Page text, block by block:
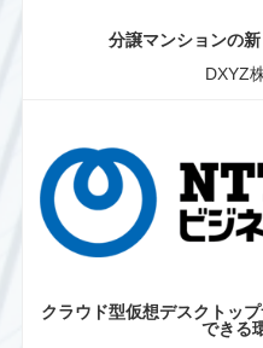
分譲マンションの
DXYZ
クラウド型仮想デスクトッ
できる